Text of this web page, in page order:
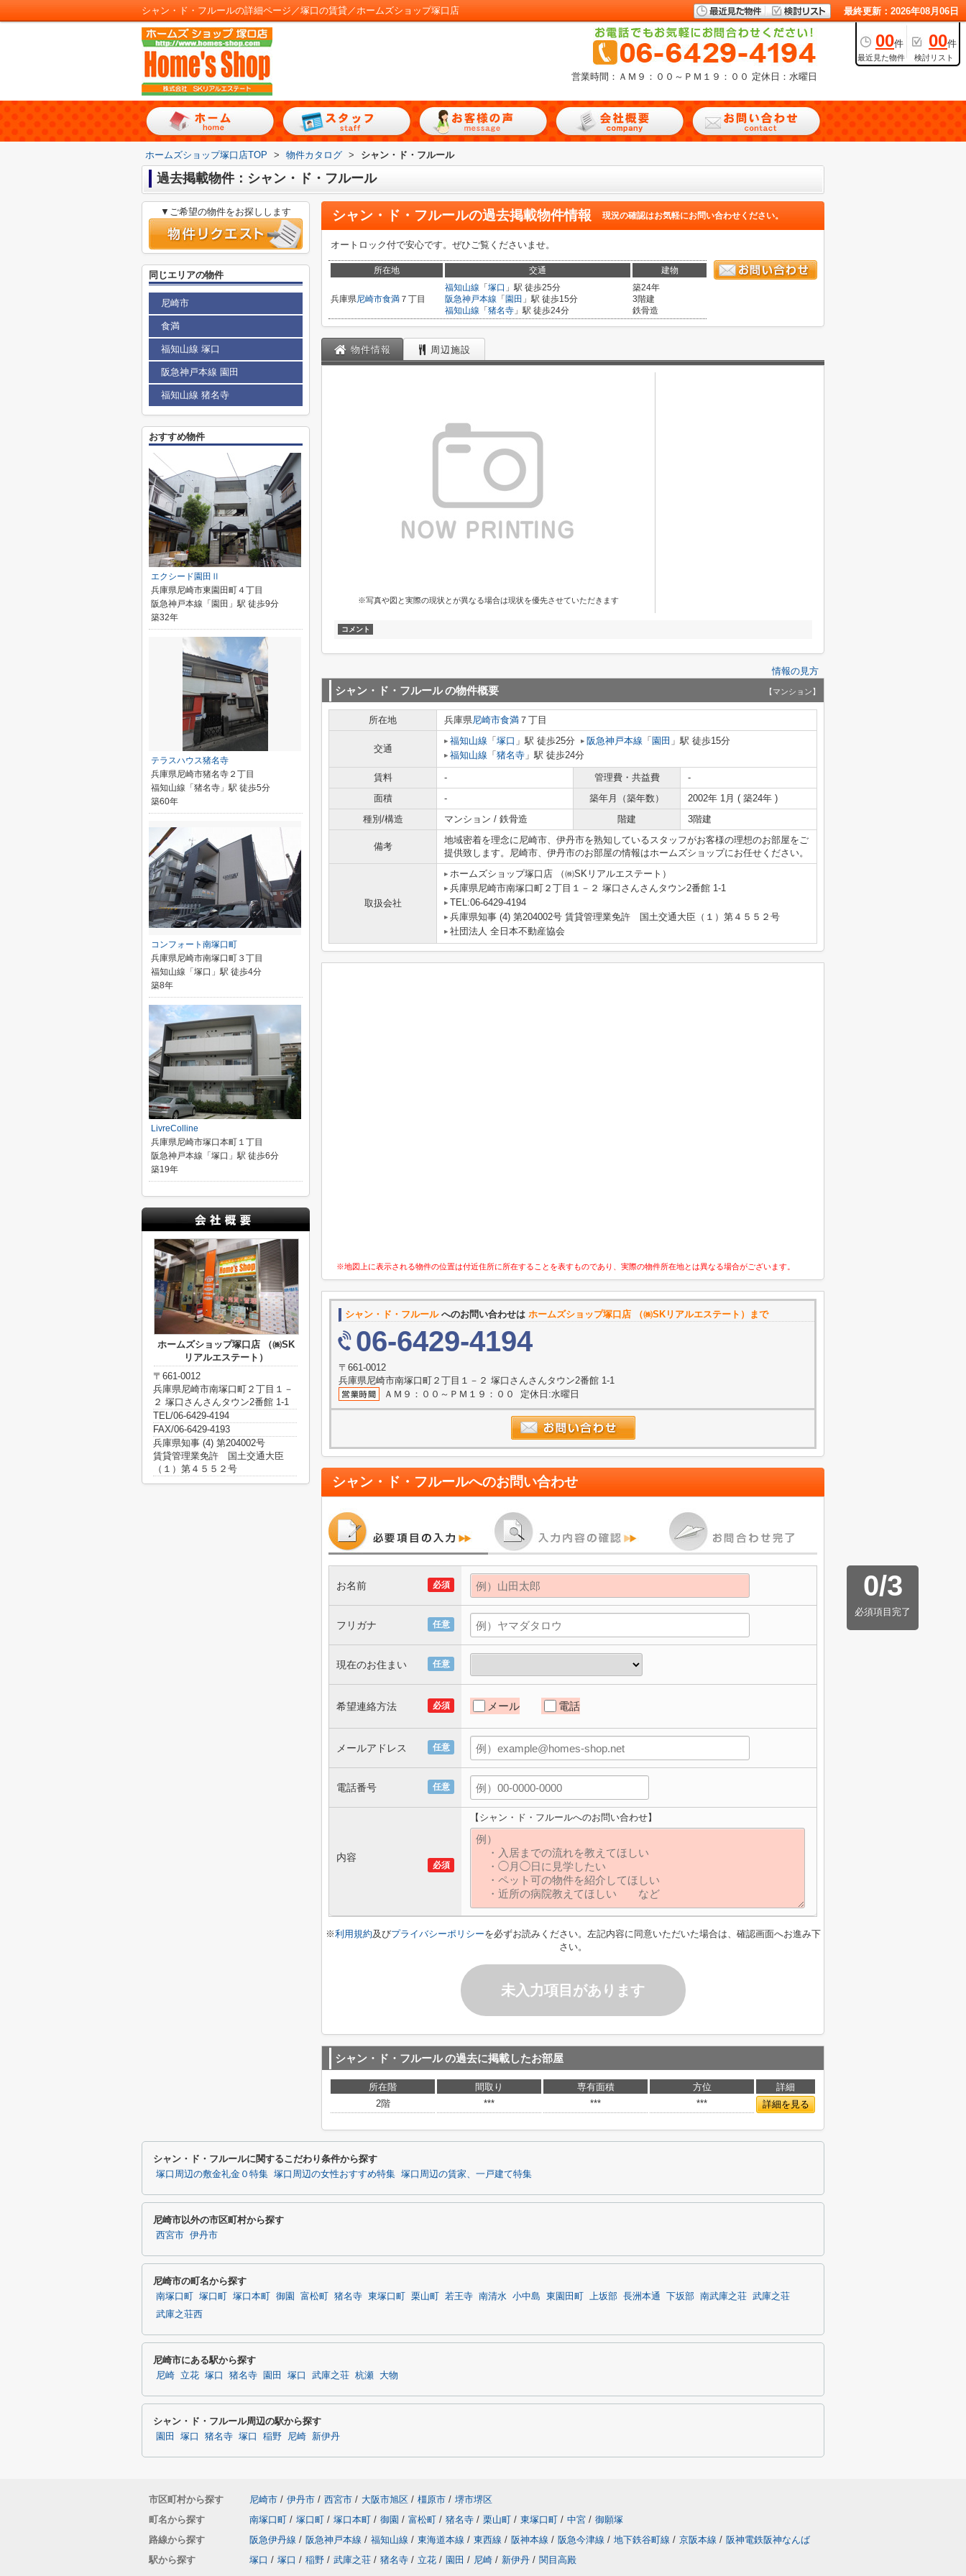
シャン・ド・フルールの詳細ページ／塚口の賃貸／ホームズショップ塚口店 最終更新：2026年08月06日
00件
最近見た物件
00件
検討リスト
営業時間：ＡＭ９：００～ＰＭ１９：００ 定休日：水曜日
ホームズショップ塚口店TOP > 物件カタログ > シャン・ド・フルール
過去掲載物件：シャン・ド・フルール
シャン・ド・フルールの過去掲載物件情報 現況の確認はお気軽にお問い合わせください。
オートロック付で安心です。ぜひご覧くださいませ。
所在地 交通 建物
兵庫県尼崎市食満 ７丁目
福知山線 「 塚口 」駅 徒歩25分
阪急神戸本線 「 園田 」駅 徒歩15分
福知山線 「 猪名寺 」駅 徒歩24分
築24年
3階建
鉄骨造
物件情報 周辺施設
※写真や図と実際の現状とが異なる場合は現状を優先させていただきます
コメント
情報の見方
シャン・ド・フルールの物件概要 【マンション】
所在地 兵庫県尼崎市食満 ７丁目
交通
福知山線 「 塚口 」駅 徒歩25分 阪急神戸本線 「 園田 」駅 徒歩15分
福知山線 「 猪名寺 」駅 徒歩24分
賃料 - 管理費・共益費
-
面積
- 築年月（築年数）
2002年 1月 ( 築24年 )
種別/構造
マンション / 鉄骨造 階建 3階建
備考
地域密着を理念に尼崎市、伊丹市を熟知しているスタッフがお客様の理想のお部屋をご
提供致します。尼崎市、伊丹市のお部屋の情報はホームズショップにお任せください。
取扱会社
ホームズショップ塚口店 （㈱SKリアルエステート）
兵庫県尼崎市南塚口町２丁目１－２ 塚口さんさんタウン2番館 1-1
TEL:06-6429-4194
兵庫県知事 (4) 第204002号 賃貸管理業免許 国土交通大臣（１）第４５５２号
社団法人 全日本不動産協会
※地図上に表示される物件の位置は付近住所に所在することを表すものであり、実際の物件所在地とは異なる場合がございます。
シャン・ド・フルールへのお問い合わせは ホームズショップ塚口店 （㈱SKリアルエステート）まで
06-6429-4194
〒661-0012
兵庫県尼崎市南塚口町２丁目１－２ 塚口さんさんタウン2番館 1-1
ＡＭ９：００～ＰＭ１９：００ 定休日:水曜日
シャン・ド・フルールへのお問い合わせ
0/3
必須項目完了
必須
お名前
任意
フリガナ
任意
現在のお住まい
必須
希望連絡方法 メール 電話
任意
メールアドレス
任意
電話番号
必須
内容
【シャン・ド・フルールへのお問い合わせ】
※利用規約及びプライバシーポリシーを必ずお読みください。左記内容に同意いただいた場合は、確認画面へお進み下
さい。
未入力項目があります
シャン・ド・フルールの過去に掲載したお部屋
所在階 間取り 専有面積 方位
詳細
2階
*** *** *** 詳細を見る
▼ご希望の物件をお探しします
同じエリアの物件
尼崎市
食満
福知山線 塚口
阪急神戸本線 園田
福知山線 猪名寺
おすすめ物件
エクシード園田Ⅱ
兵庫県尼崎市東園田町４丁目
阪急神戸本線「園田」駅 徒歩9分
築32年
テラスハウス猪名寺
兵庫県尼崎市猪名寺２丁目
福知山線「猪名寺」駅 徒歩5分
築60年
コンフォート南塚口町
兵庫県尼崎市南塚口町３丁目
福知山線「塚口」駅 徒歩4分
築8年
LivreColline
兵庫県尼崎市塚口本町１丁目
阪急神戸本線「塚口」駅 徒歩6分
築19年
ホームズショップ塚口店 （㈱SK
リアルエステート）
〒661-0012
兵庫県尼崎市南塚口町２丁目１－
２ 塚口さんさんタウン2番館 1-1
TEL/06-6429-4194
FAX/06-6429-4193
兵庫県知事 (4) 第204002号
賃貸管理業免許 国土交通大臣
（１）第４５５２号
シャン・ド・フルールに関するこだわり条件から探す
塚口周辺の敷金礼金０特集 塚口周辺の女性おすすめ特集 塚口周辺の賃家、一戸建て特集
尼崎市以外の市区町村から探す
西宮市 伊丹市
尼崎市の町名から探す
南塚口町 塚口町 塚口本町 御園 富松町 猪名寺 東塚口町 栗山町 若王寺 南清水 小中島 東園田町 上坂部 長洲本通 下坂部 南武庫之荘 武庫之荘
武庫之荘西
尼崎市にある駅から探す
尼崎 立花 塚口 猪名寺 園田 塚口 武庫之荘 杭瀬 大物
シャン・ド・フルール周辺の駅から探す
園田 塚口 猪名寺 塚口 稲野 尼崎 新伊丹
市区町村から探す 尼崎市 / 伊丹市 / 西宮市 / 大阪市旭区 / 橿原市 / 堺市堺区
町名から探す
南塚口町 / 塚口町 / 塚口本町 / 御園 / 富松町 / 猪名寺 / 栗山町 / 東塚口町 / 中宮 / 御願塚
路線から探す
阪急伊丹線 / 阪急神戸本線 / 福知山線 / 東海道本線 / 東西線 / 阪神本線 / 阪急今津線 / 地下鉄谷町線 / 京阪本線 / 阪神電鉄阪神なんば
駅から探す
塚口 / 塚口 / 稲野 / 武庫之荘 / 猪名寺 / 立花 / 園田 / 尼崎 / 新伊丹 / 関目高殿